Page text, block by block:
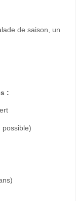
de saison, un
: